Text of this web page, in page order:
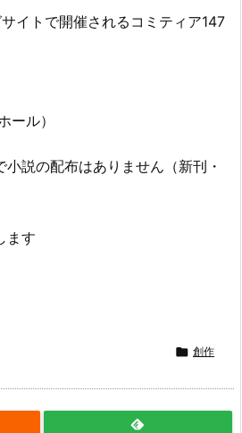
イトで開催されるコミティア147
ール）
説の配布はありません（新刊・
ます
 創作